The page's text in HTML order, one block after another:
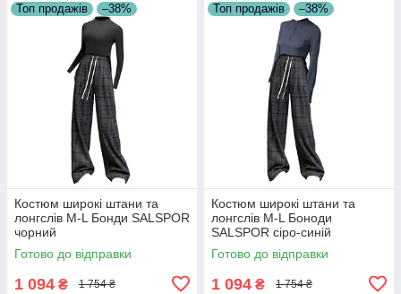
Топ продажів –38%
Костюм широкі штани та
лонгслів M-L Бонди SALSPOR
чорний
Готово до відправки
1 094 ₴ 1 754 ₴
Топ продажів –38%
Костюм широкі штани та
лонгслів M-L Боноди
SALSPOR сіро-синій
Готово до відправки
1 094 ₴ 1 754 ₴